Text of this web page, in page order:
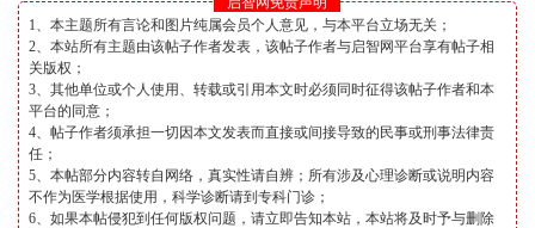
1、本主题所有言论和图片纯属会员个人意见，与本平台立场无关；
2、本站所有主题由该帖子作者发表，该帖子作者与启智网平台享有帖子相
关版权；
3、其他单位或个人使用、转载或引用本文时必须同时征得该帖子作者和本
平台的同意；
4、帖子作者须承担一切因本文发表而直接或间接导致的民事或刑事法律责
任；
5、本帖部分内容转自网络，真实性请自辨；所有涉及心理诊断或说明内容
不作为医学根据使用，科学诊断请到专科门诊；
6、如果本帖侵犯到任何版权问题，请立即告知本站，本站将及时予与删除